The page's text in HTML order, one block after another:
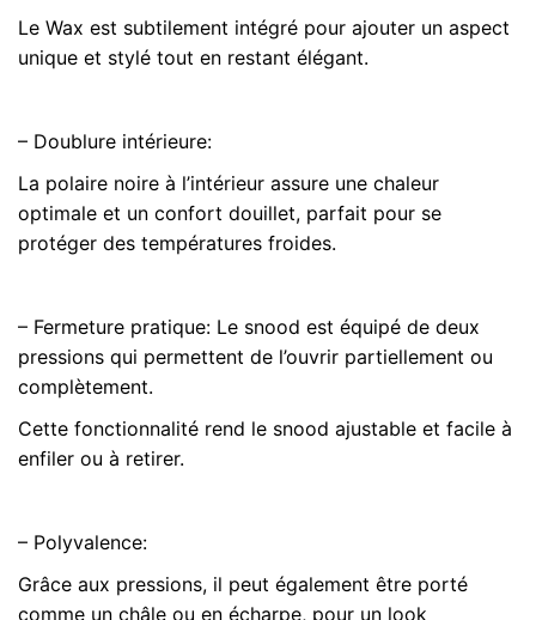
Le Wax est subtilement intégré pour ajouter un aspect
unique et stylé tout en restant élégant.
– Doublure intérieure:
La polaire noire à l’intérieur assure une chaleur
optimale et un confort douillet, parfait pour se
protéger des températures froides.
– Fermeture pratique: Le snood est équipé de deux
pressions qui permettent de l’ouvrir partiellement ou
complètement.
Cette fonctionnalité rend le snood ajustable et facile à
enfiler ou à retirer.
– Polyvalence:
Grâce aux pressions, il peut également être porté
comme un châle ou en écharpe, pour un look